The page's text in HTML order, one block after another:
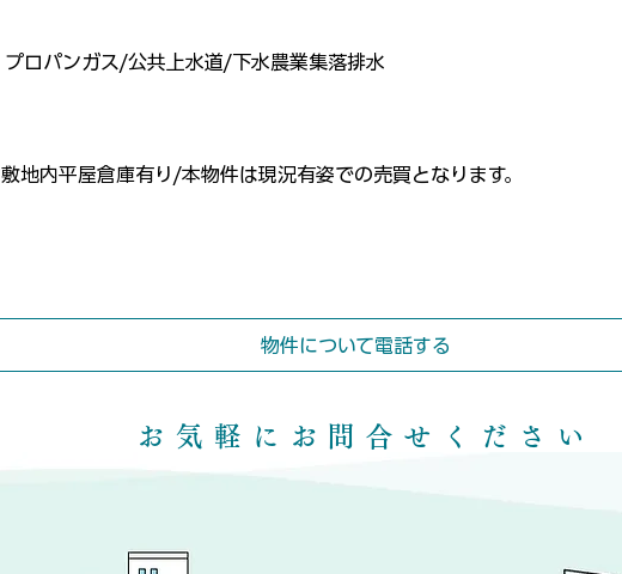
プロパンガス/公共上水道/下水農業集落排水
敷地内平屋倉庫有り/本物件は現況有姿での売買となります。
物件について電話する
​お気軽にお問合せください